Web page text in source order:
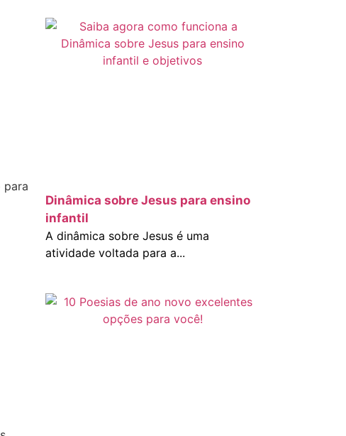
para
Dinâmica sobre Jesus para ensino
infantil
A dinâmica sobre Jesus é uma
atividade voltada para a...